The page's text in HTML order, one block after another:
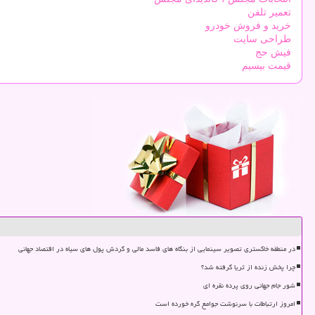
تعمیر تلفن
خرید و فروش خودرو
طراحی سایت
فیش حج
قیمت بیسیم
در منطقه خاکستری تصویر سینمایی از بنگاه های فاسد مالی و گردش پول های سیاه در اقتصاد جهانی
چرا پخش زنده از ثریا گرفته شد؟
شور جام جهانی روی پرده نقره ای
امروز ارتباطات با سرنوشت جوامع گره خورده است